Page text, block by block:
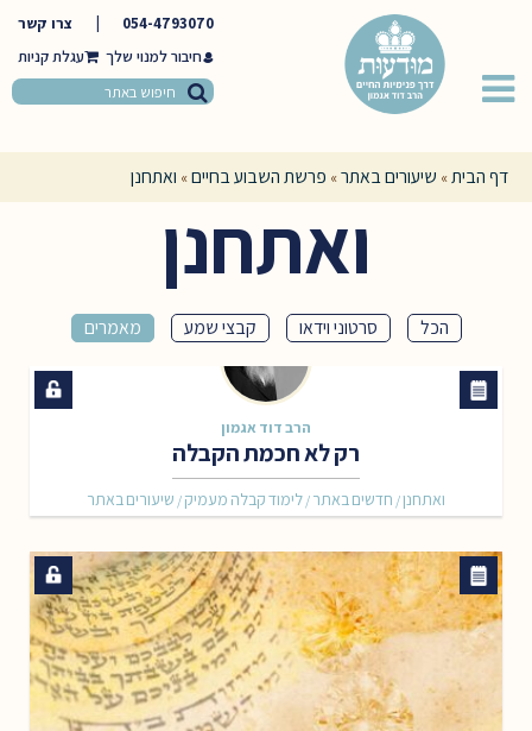
054-4793070
צרו קשר
חיבור למנוי שלך
דף הבית» שיעורים באתר» פרשת השבוע בחיים» ואתחנן
ואתחנן
הכל סרטוני וידאו קבצי שמע מאמרים
הרב דוד אגמון
רק לא חכמת הקבלה
שיעורים באתר / לימוד קבלה מעמיק / חדשים באתר /ואתחנן